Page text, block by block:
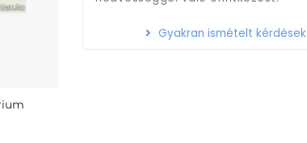
Gyakran ismételt kérdések